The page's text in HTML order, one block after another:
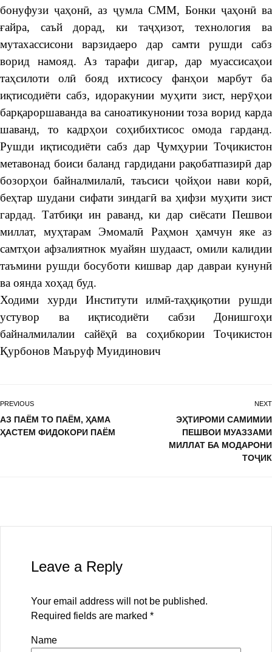
бонуфузи ҷаҳонӣ, аз ҷумла СММ, Бонки ҷаҳонӣ ва
ғайра, саъй дорад, ки таҷҳизот, технология ва
мутахассисони варзидаеро дар самти рушди сабз
ворид намояд. Аз тарафи дигар, дар муассисаҳои
таҳсилоти олӣ бояд ихтисосу фанҳои марбут ба
иқтисодиёти сабз, идоракунии муҳити зист, нерӯҳои
барқароршаванда ва саноатикунонии тоза ворид карда
шаванд, то кадрҳои соҳибихтисос омода гарданд.
Рушди иқтисодиёти сабз дар Ҷумҳурии Тоҷикистон
метавонад боиси баланд гардидани рақобатпазирӣ дар
бозорҳои байналмилалӣ, таъсиси ҷойҳои нави корӣ,
беҳтар шудани сифати зиндагӣ ва ҳифзи муҳити зист
гардад. Татбиқи ин раванд, ки дар сиёсати Пешвои
миллат, муҳтарам Эмомалӣ Раҳмон ҳамчун яке аз
самтҳои афзалиятнок муайян шудааст, омили калидии
таъмини рушди босуботи кишвар дар давраи кунунӣ
ва оянда хоҳад буд.
Ходими хурди Институти илмӣ-таҳқиқотии рушди
устувор ва иқтисодиёти сабзи Донишгоҳи
байналмилалии сайёҳӣ ва соҳибкории Тоҷикистон
Қурбонов Маъруф Муидинович
PREVIOUS
АЗ ПАЁМ ТО ПАЁМ, ҲАМА
ҲАСТЕМ ФИДОКОРИ ПАЁМ
NEXT
ЭҲТИРОМИ САМИМИИ
ПЕШВОИ МУАЗЗАМИ
МИЛЛАТ БА МОДАРОНИ
ТОҶИК
Leave a Reply
Your email address will not be published.
Required fields are marked *
Name